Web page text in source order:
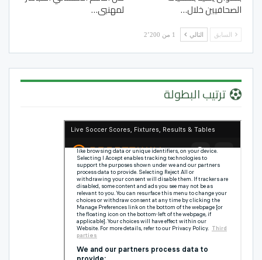
الصحافيين خلال… لمهنيي…
السابق التالي 1 من 2٬200
ترتيب البطولة